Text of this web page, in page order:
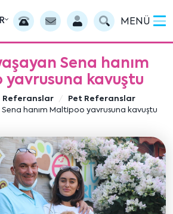
MENÜ
Sena hanım
yavrusuna kavuştu
Referanslar
Pet Referanslar
Sena hanım Maltipoo yavrusuna kavuştu